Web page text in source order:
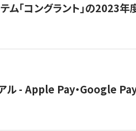
「コングラント」の2023年
アル - Apple Pay・Google